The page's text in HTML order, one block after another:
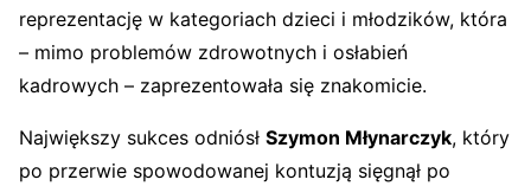
reprezentację w kategoriach dzieci i młodzików, która
– mimo problemów zdrowotnych i osłabień
kadrowych – zaprezentowała się znakomicie.
Największy sukces odniósł Szymon Młynarczyk, który
po przerwie spowodowanej kontuzją sięgnął po